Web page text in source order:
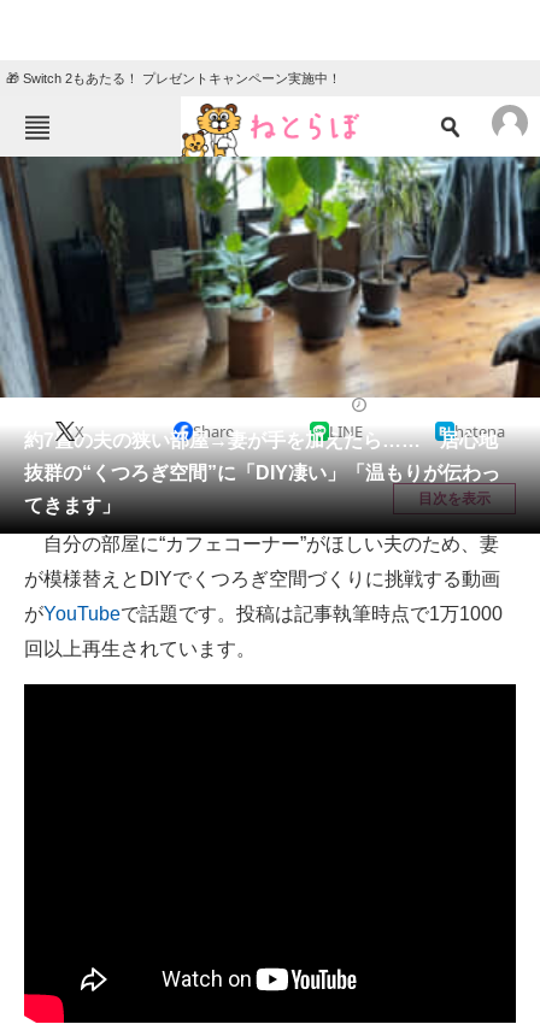
🎁 Switch 2もあたる！ プレゼントキャンペーン実施中！
ねとらぼメニュー
TOP ニュース
エンタメ
グルメ 地域
住まい 教育・育児
動物 リサーチ
会員記事
メディア
注目記事を集めた総合ページ
ITの今と未来を見通す
スマホと通信の最新トレンド
マーケ×ITの今がよく分かる
約7畳の夫の狭い部屋→妻が手を加えたら…… 居心地
抜群の“くつろぎ空間”に「DIY凄い」「温もりが伝わっ
てきます」
X Share LINE hatena
目次を表示
自分の部屋に“カフェコーナー”がほしい夫のため、妻
が模様替えとDIYでくつろぎ空間づくりに挑戦する動画
がYouTubeで話題です。投稿は記事執筆時点で1万1000
回以上再生されています。